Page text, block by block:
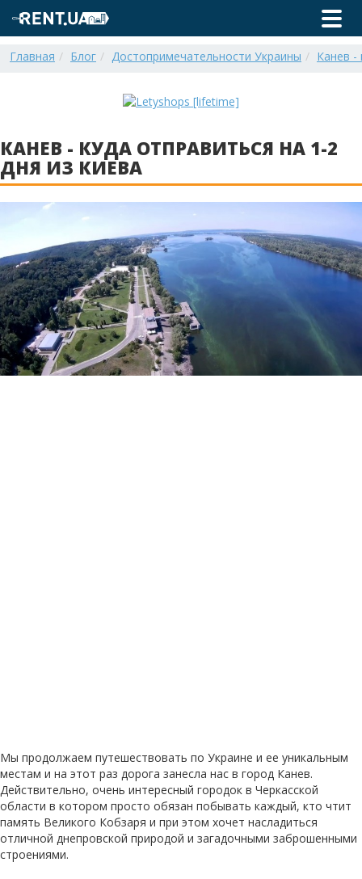
Главная Блог Достопримечательности Украины Канев -
КАНЕВ - КУДА ОТПРАВИТЬСЯ НА 1-2
ДНЯ ИЗ КИЕВА
Мы продолжаем путешествовать по Украине и ее уникальным
местам и на этот раз дорога занесла нас в город Канев.
Действительно, очень интересный городок в Черкасской
области в котором просто обязан побывать каждый, кто чтит
память Великого Кобзаря и при этом хочет насладиться
отличной днепровской природой и загадочными заброшенными
строениями.